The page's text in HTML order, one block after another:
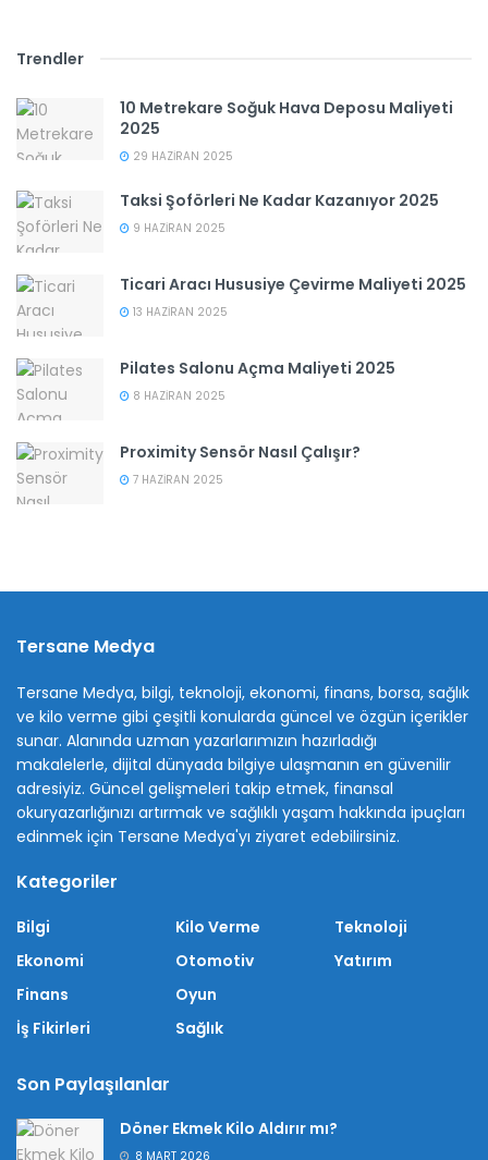
Trendler
10 Metrekare Soğuk Hava Deposu Maliyeti
2025
29 HAZIRAN 2025
Taksi Şoförleri Ne Kadar Kazanıyor 2025
9 HAZIRAN 2025
Ticari Aracı Hususiye Çevirme Maliyeti 2025
13 HAZIRAN 2025
Pilates Salonu Açma Maliyeti 2025
8 HAZIRAN 2025
Proximity Sensör Nasıl Çalışır?
7 HAZIRAN 2025
Tersane Medya
Tersane Medya, bilgi, teknoloji, ekonomi, finans, borsa, sağlık
ve kilo verme gibi çeşitli konularda güncel ve özgün içerikler
sunar. Alanında uzman yazarlarımızın hazırladığı
makalelerle, dijital dünyada bilgiye ulaşmanın en güvenilir
adresiyiz. Güncel gelişmeleri takip etmek, finansal
okuryazarlığınızı artırmak ve sağlıklı yaşam hakkında ipuçları
edinmek için Tersane Medya'yı ziyaret edebilirsiniz.
Kategoriler
Bilgi
Ekonomi
Finans
İş Fikirleri
Kilo Verme
Otomotiv
Oyun
Sağlık
Teknoloji
Yatırım
Son Paylaşılanlar
Döner Ekmek Kilo Aldırır mı?
8 MART 2026